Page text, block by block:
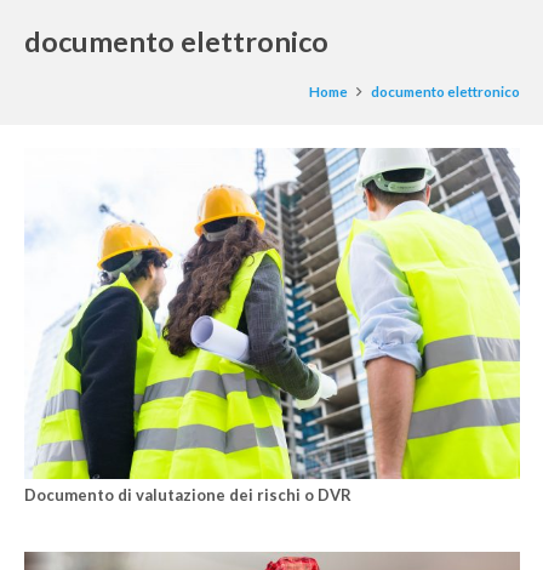
documento elettronico
Home documento elettronico
Documento di valutazione dei rischi o DVR